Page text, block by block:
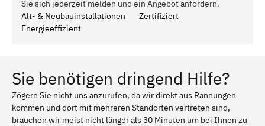
Sie sich jederzeit melden und ein Angebot anfordern.
Alt- & Neubauinstallationen
Zertifiziert
Energieeffizient
Sie benötigen dringend Hilfe?
Zögern Sie nicht uns anzurufen, da wir direkt aus Rannungen
kommen und dort mit mehreren Standorten vertreten sind,
brauchen wir meist nicht länger als 30 Minuten um bei Ihnen zu